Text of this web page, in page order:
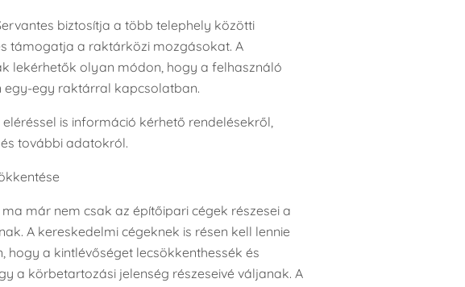
biztosítja a több telephely közötti
támogatja a raktárközi mozgásokat. A
lekérhetők olyan módon, hogy a felhasználó
egy-egy raktárral kapcsolatban.
is információ kérhető rendelésekről,
további adatokról.
már nem csak az építőipari cégek részesei a
A kereskedelmi cégeknek is résen kell lennie
hogy a kintlévőséget lecsökkenthessék és
a körbetartozási jelenség részeseivé váljanak. A